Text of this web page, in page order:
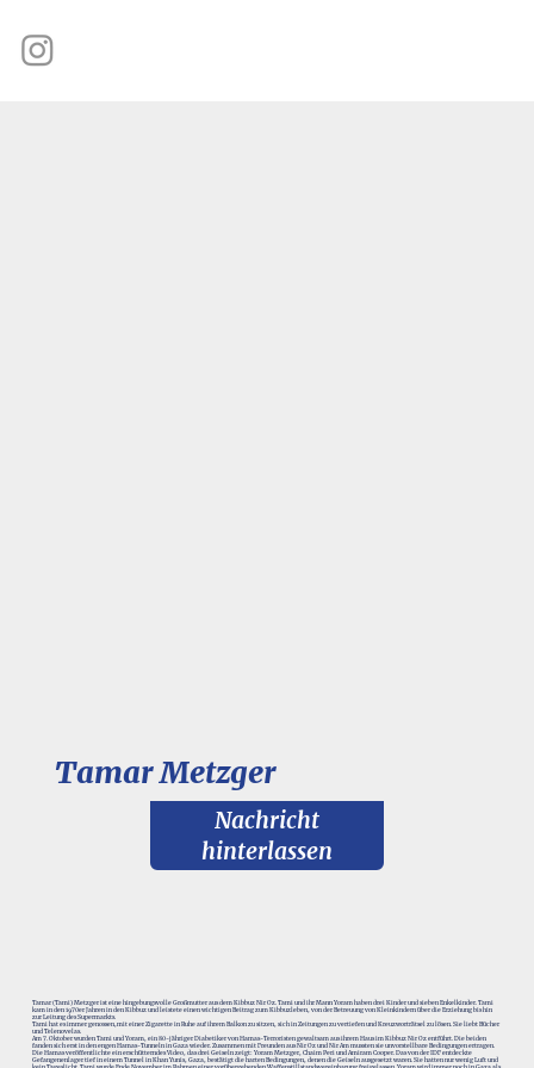
Tamar Metzger
Tamar (Tami) Metzger ist eine hingebungsvolle Großmutter aus dem Kibbuz Nir Oz. Tami und ihr Mann Yoram haben drei Kinder und sieben Enkelkinder. Tami
kam in den 1970er Jahren in den Kibbuz und leistete einen wichtigen Beitrag zum Kibbuzleben, von der Betreuung von Kleinkindern über die Erziehung bis hin
zur Leitung des Supermarkts.
Tami hat es immer genossen,mit einer Zigarette in Ruhe auf ihrem Balkon zu sitzen, sich in Zeitungen zu vertiefen und Kreuzworträtsel zu lösen. Sie liebt Bücher
und Telenovelas.
Am 7. Oktober wurden Tami und Yoram, ein 80-jähriger Diabetiker von Hamas-Terroristen gewaltsam aus ihrem Haus im Kibbuz Nir Oz entführt. Die beiden
fanden sich erst in den engen Hamas-Tunneln in Gaza wieder. Zusammen mit Freunden aus Nir Oz und Nir Am mussten sie unvorstellbare Bedingungen ertragen.
Die Hamas veröffentlichte ein erschütterndes Video, das drei Geiseln zeigt: Yoram Metzger, Chaim Peri und Amiram Cooper. Das von der IDF entdeckte
Gefangenenlager tief in einem Tunnel in Khan Yunis, Gaza, bestätigt die harten Bedingungen, denen die Geiseln ausgesetzt waren. Sie hatten nur wenig Luft und
kein Tageslicht. Tami wurde Ende November im Rahmen einer vorübergehenden Waffenstillstandsvereinbarung freigelassen. Yoram wird immer noch in Gaza als
Nachricht
hinterlassen